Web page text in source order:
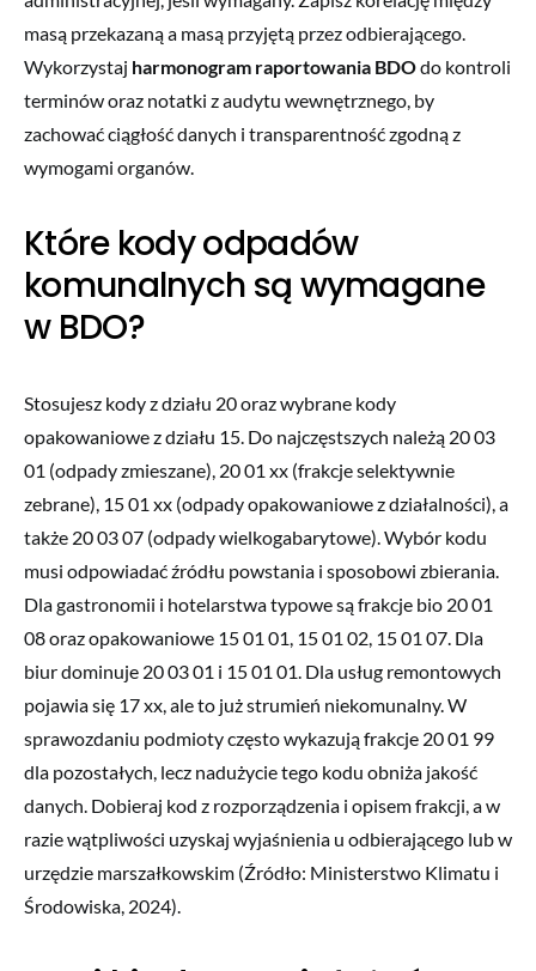
masą przekazaną a masą przyjętą przez odbierającego.
Wykorzystaj harmonogram raportowania BDOdo kontroli
terminów oraz notatki z audytu wewnętrznego, by
zachować ciągłość danych i transparentność zgodną z
wymogami organów.
Które kody odpadów
komunalnych są wymagane
w BDO?
Stosujesz kody z działu 20 oraz wybrane kody
opakowaniowe z działu 15. Do najczęstszych należą 20 03
01 (odpady zmieszane), 20 01 xx (frakcje selektywnie
zebrane), 15 01 xx (odpady opakowaniowe z działalności), a
także 20 03 07 (odpady wielkogabarytowe). Wybór kodu
musi odpowiadać źródłu powstania i sposobowi zbierania.
Dla gastronomii i hotelarstwa typowe są frakcje bio 20 01
08 oraz opakowaniowe 15 01 01, 15 01 02, 15 01 07. Dla
biur dominuje 20 03 01 i 15 01 01. Dla usług remontowych
pojawia się 17 xx, ale to już strumień niekomunalny. W
sprawozdaniu podmioty często wykazują frakcje 20 01 99
dla pozostałych, lecz nadużycie tego kodu obniża jakość
danych. Dobieraj kod z rozporządzenia i opisem frakcji, a w
razie wątpliwości uzyskaj wyjaśnienia u odbierającego lub w
urzędzie marszałkowskim (Źródło: Ministerstwo Klimatu i
Środowiska, 2024).